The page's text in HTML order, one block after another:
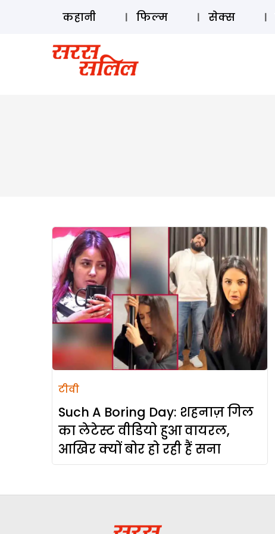
कहानी फिल्म सेक्स
टीवी
Such A Boring Day: शहनाज़ गिल
का लेटेस्ट वीडियो हुआ वायरल,
आखिर क्यों बोर हो रही हैं सना